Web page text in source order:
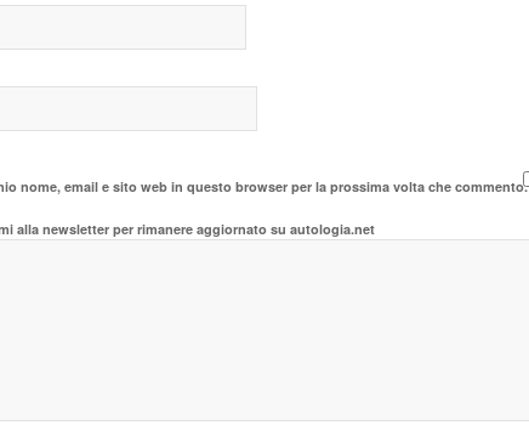
nome, email e sito web in questo browser per la prossima volta che commento.
alla newsletter per rimanere aggiornato su autologia.net